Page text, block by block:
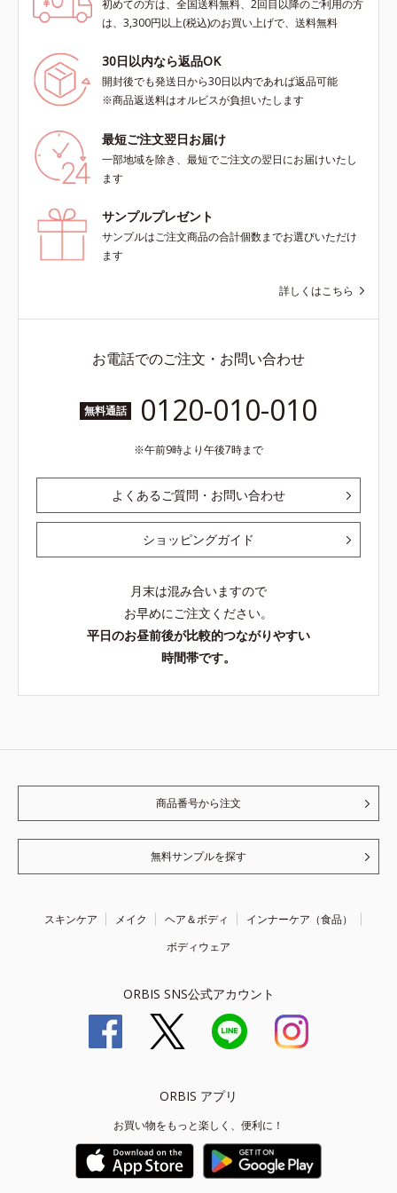
初めての方は、全国送料無料、2回目以降のご利用の方
は、3,300円以上(税込)のお買い上げで、送料無料
30日以内なら返品OK
開封後でも発送日から30日以内であれば返品可能
※商品返送料はオルビスが負担いたします
最短ご注文翌日お届け
一部地域を除き、最短でご注文の翌日にお届けいたし
ます
サンプルプレゼント
サンプルはご注文商品の合計個数までお選びいただけ
ます
詳しくはこちら
お電話でのご注文・お問い合わせ
無料通話 0120-010-010
午前9時より午後7時まで
よくあるご質問・お問い合わせ
ショッピングガイド
月末は混み合いますので
お早めにご注文ください。
平日のお昼前後が比較的つながりやすい
時間帯です。
商品番号から注文
無料サンプルを探す
スキンケア メイク ヘア＆ボディ
インナーケア（食品）
ボディウェア
ORBIS SNS公式アカウント
ORBIS アプリ
お買い物をもっと楽しく、便利に！